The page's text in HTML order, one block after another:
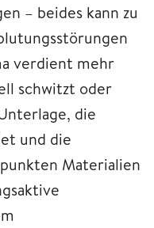
– beides kann zu
verdient mehr
schwitzt oder
die
und die
Materialien